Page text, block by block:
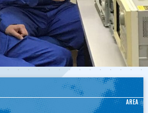
AREA